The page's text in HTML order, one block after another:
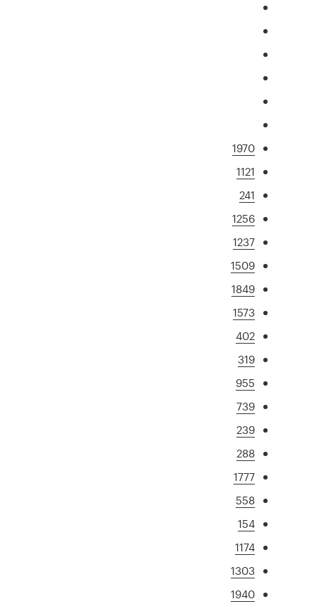
1970
1121
241
1256
1237
1509
1849
1573
402
319
955
739
239
288
1777
558
154
1174
1303
1940